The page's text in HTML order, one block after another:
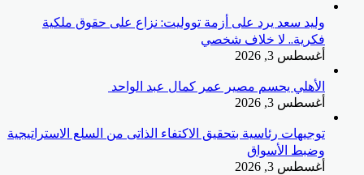
وليد سعد يرد على أزمة تووليت: نزاع على حقوق ملكية
فكرية.. لا خلاف شخصي
أغسطس 3, 2026
الأهلي يحسم مصير عمر كمال عبد الواحد
أغسطس 3, 2026
توجيهات رئاسية بتحقيق الاكتفاء الذاتى من السلع الاستراتيجية
وضبط الأسواق
أغسطس 3, 2026